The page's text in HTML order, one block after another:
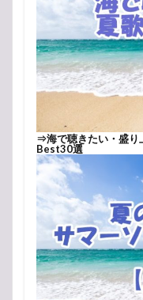
⇒海で聴きたい・盛
Best30選